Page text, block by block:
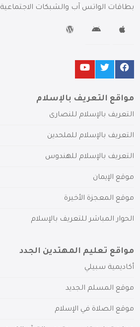
بطاقات الواتس آب والشبكات الاجتماعية
مواقع التعريف بالإسلام
التعريف بالإسلام للنصارى
التعريف بالإسلام للملحدين
التعريف بالإسلام للهندوس
موقع الإيمان
موقع المعجزة الأخيرة
الحوار المباشر للتعريف بالإسلام
مواقع تعليم المهتدين الجدد
أكاديمية سبيلي
موقع المسلم الجديد
موقع الصلاة في الإسلام